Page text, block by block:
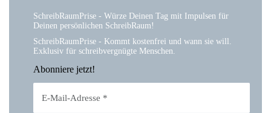
SchreibRaumPrise - Würze Deinen Tag mit Impulsen für
Deinen persönlichen SchreibRaum!
SchreibRaumPrise - Kommt kostenfrei und wann sie will.
Exklusiv für schreibvergnügte Menschen.
Abonniere jetzt!